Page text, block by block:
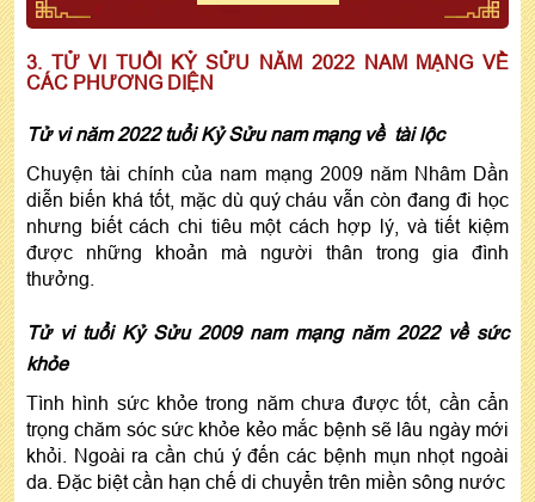
3. TỬ VI TUỔI KỶ SỬU NĂM 2022 NAM MẠNG VỀ
CÁC PHƯƠNG DIỆN
Tử vi năm 2022 tuổi Kỷ Sửu nam mạng về tài lộc
Chuyện tài chính của nam mạng 2009 năm Nhâm Dần
diễn biến khá tốt, mặc dù quý cháu vẫn còn đang đi học
nhưng biết cách chi tiêu một cách hợp lý, và tiết kiệm
được những khoản mà người thân trong gia đình
thưởng.
Tử vi tuổi Kỷ Sửu 2009 nam mạng năm 2022 về sức
khỏe
Tình hình sức khỏe trong năm chưa được tốt, cần cẩn
trọng chăm sóc sức khỏe kẻo mắc bệnh sẽ lâu ngày mới
khỏi. Ngoài ra cần chú ý đến các bệnh mụn nhọt ngoài
da. Đặc biệt cần hạn chế di chuyển trên miền sông nước